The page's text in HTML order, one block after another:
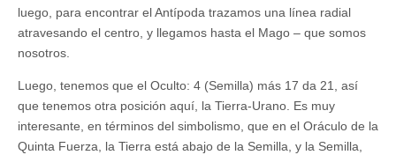
luego, para encontrar el Antípoda trazamos una línea radial
atravesando el centro, y llegamos hasta el Mago – que somos
nosotros.
Luego, tenemos que el Oculto: 4 (Semilla) más 17 da 21, así
que tenemos otra posición aquí, la Tierra-Urano. Es muy
interesante, en términos del simbolismo, que en el Oráculo de la
Quinta Fuerza, la Tierra está abajo de la Semilla, y la Semilla,